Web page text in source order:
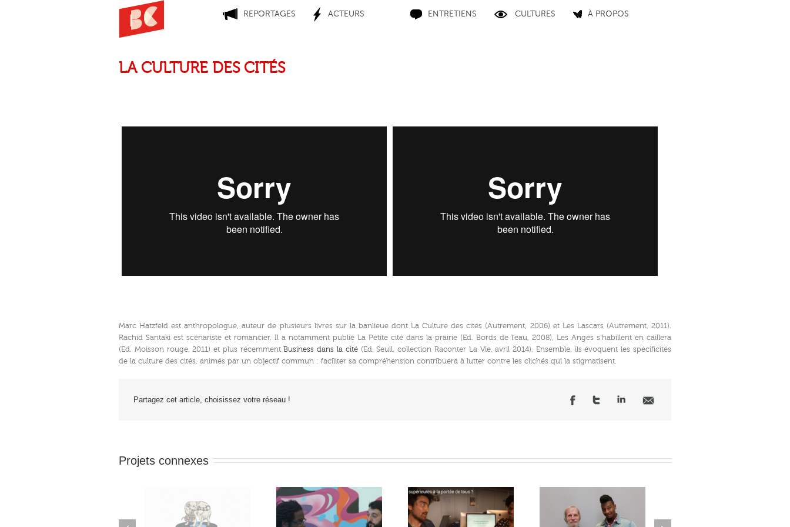
REPORTAGES ACTEURS ENTRETIENS CULTURES À PROPOS
LA CULTURE DES CITÉS
Marc Hatzfeld est anthropologue, auteur de plusieurs livres sur la banlieue dont La Culture des cités (Autrement, 2006) et Les Lascars (Autrement, 2011).
Rachid Santaki est scénariste et romancier. Il a notamment publié La Petite cité dans la prairie (Ed. Bords de l’eau, 2008), Les Anges s’habillent en caillera
(Ed. Moisson rouge, 2011) et plus récemmentBusiness dans la cité(Ed. Seuil, collection Raconter La Vie, avril 2014). Ensemble, ils évoquent les spécificités
de la culture des cités, animés par un objectif commun : faciliter sa compréhension contribuera à lutter contre les clichés qui la stigmatisent.
Partagez cet article, choisissez votre réseau !
Projets connexes
Next